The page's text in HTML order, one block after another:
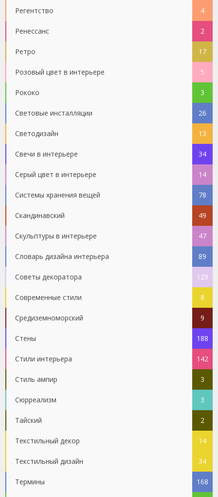
Регентство 4
Ренессанс 2
Ретро 17
Розовый цвет в интерьере 5
Рококо 3
Световые инсталляции 26
Светодизайн 13
Свечи в интерьере 34
Серый цвет в интерьере 14
Системы хранения вещей 78
Скандинавский 49
Скульптуры в интерьере 47
Словарь дизайна интерьера 89
Советы декоратора 129
Современные стили 8
Средиземноморский 9
Стены 188
Стили интерьера 142
Стиль ампир 3
Сюрреализм 3
Тайский 2
Текстильный декор 14
Текстильный дизайн 34
Термины 168